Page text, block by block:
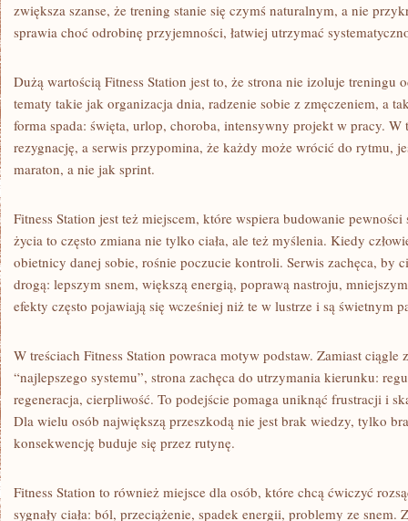
zwiększa szanse, że trening stanie się czymś naturalnym, a nie
sprawia choć odrobinę przyjemności, łatwiej utrzymać
Dużą wartością Fitness Station jest to, że strona nie izoluje treningu
tematy takie jak organizacja dnia, radzenie sobie z zmęczeniem, a
forma spada: święta, urlop, choroba, intensywny projekt w pracy. W
rezygnację, a serwis przypomina, że każdy może wrócić do rytmu,
maraton, a nie jak sprint.
Fitness Station jest też miejscem, które wspiera budowanie
życia to często zmiana nie tylko ciała, ale też myślenia. Kiedy
obietnicy danej sobie, rośnie poczucie kontroli. Serwis zachęca, by
drogą: lepszym snem, większą energią, poprawą nastroju,
efekty często pojawiają się wcześniej niż te w lustrze i są świetnym
W treściach Fitness Station powraca motyw podstaw. Zamiast ciągle
“najlepszego systemu”, strona zachęca do utrzymania kierunku:
regeneracja, cierpliwość. To podejście pomaga uniknąć frustracji i
Dla wielu osób największą przeszkodą nie jest brak wiedzy, tylko
konsekwencję buduje się przez rutynę.
Fitness Station to również miejsce dla osób, które chcą ćwiczyć
sygnały ciała: ból, przeciążenie, spadek energii, problemy ze snem.